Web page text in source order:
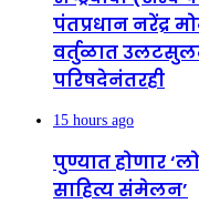
पंतप्रधान नरेंद्र
वर्तुळात उलटसुलट
परिषदेनंतरही
15 hours ago
पुण्यात होणार
साहित्य संमेलन’